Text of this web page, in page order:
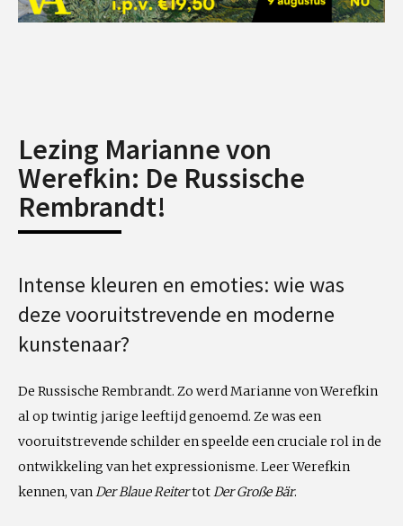
Lezing Marianne von
Werefkin: De Russische
Rembrandt!
Intense kleuren en emoties: wie was
deze vooruitstrevende en moderne
kunstenaar?
De Russische Rembrandt. Zo werd Marianne von Werefkin
al op twintig jarige leeftijd genoemd. Ze was een
vooruitstrevende schilder en speelde een cruciale rol in de
ontwikkeling van het expressionisme. Leer Werefkin
kennen, vanDer Blaue ReitertotDer Große Bär.